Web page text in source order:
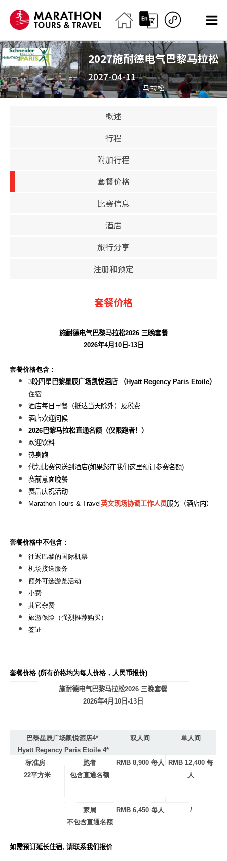
2027施耐德电气巴黎马拉松
2027-04-11
马拉松
概述
行程
附加行程
套餐价格
比赛信息
酒店
旅行分享
注册和预定
套餐价格
施耐德电气巴黎马拉松2026 三晚套餐
2026年4月10日 -13日
套餐价格包含：
3晚四星 巴黎星辰广场凯悦酒店 （Hyatt Regency Paris Etoile）
住宿
酒店每日早餐（抵达当天除外）及税费
酒店欢迎问候
2026巴黎马拉松直通名额（仅限跑者！）
欢迎饮料
热身跑
代领比赛包送到酒店(如果您在我们这里预订参赛名额)
赛前意面晚餐
赛后庆祝活动
Marathon Tours & Travel英文现场协调工作人员服务（酒店内）
套餐价格中不包含：
往返巴黎的国际机票
机场接送服务
额外可选游览活动
小费
其它杂费
旅游保险（强烈推荐购买）
签证
套餐价格 (所有价格均为每人价格，人民币报价)
施耐德电气巴黎马拉松2026 三晚套餐
2026年4月10日 -13日
巴黎星辰广场凯悦酒店4*
Hyatt Regency Paris Etoile 4*
双人间 单人间
标准房
22平方米
跑者
包含直通名额
RMB 8,900 每人
RMB 12,400 每
人
家属
不包含直通名额
RMB 6,450 每人 /
如需预订延长住宿, 请联系我们报价